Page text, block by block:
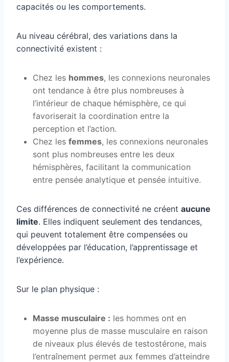
capacités ou les comportements.
Au niveau cérébral, des variations dans la
connectivité existent :
Chez les hommes, les connexions neuronales
ont tendance à être plus nombreuses à
l’intérieur de chaque hémisphère, ce qui
favoriserait la coordination entre la
perception et l’action.
Chez les femmes, les connexions neuronales
sont plus nombreuses entre les deux
hémisphères, facilitant la communication
entre pensée analytique et pensée intuitive.
Ces différences de connectivité ne créent aucune
limite. Elles indiquent seulement des tendances,
qui peuvent totalement être compensées ou
développées par l’éducation, l’apprentissage et
l’expérience.
Sur le plan physique :
Masse musculaire : les hommes ont en
moyenne plus de masse musculaire en raison
de niveaux plus élevés de testostérone, mais
l’entraînement permet aux femmes d’atteindre